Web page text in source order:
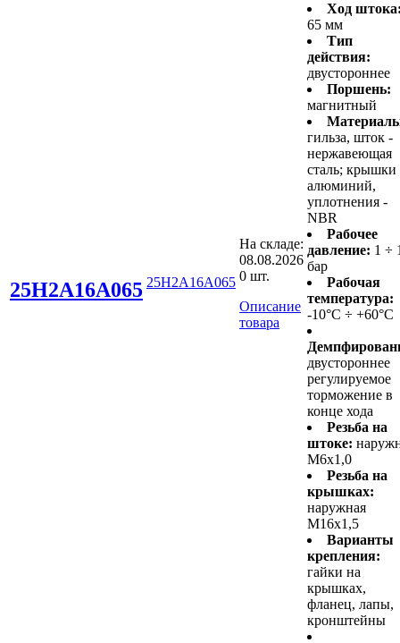
25H2A16A065 25H2A16A065
На складе:
08.08.2026
0 шт.
Описание
товара
Ход
65 мм
Тип
действия:
двустороннее
Поршень:
магнитный
гильза, шток -
нержавеющая
сталь; крышки
алюминий,
уплотнения -
NBR
Рабочее
давление: 1 ÷
бар
Рабочая
температура:
-10°C ÷ +60°C
двустороннее
регулируемое
торможение в
конце хода
Резьба на
штоке:
M6x1,0
Резьба на
крышках:
наружная
M16x1,5
Варианты
крепления:
гайки на
крышках,
фланец, лапы,
кронштейны